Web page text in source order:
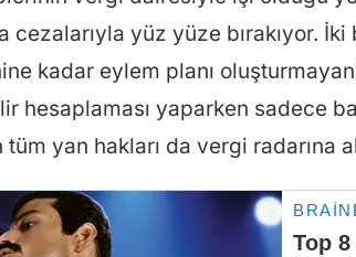
cezalarıyla yüz yüze bırakıyor.
kadar eylem planı
hesaplaması yaparken sadece
tüm yan hakları da vergi radarına